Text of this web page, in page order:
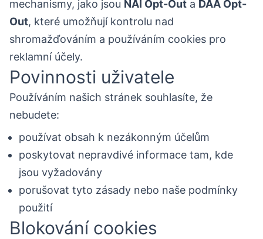
mechanismy, jako jsou NAI Opt-Out a DAA Opt-
Out, které umožňují kontrolu nad
shromažďováním a používáním cookies pro
reklamní účely.
Povinnosti uživatele
Používáním našich stránek souhlasíte, že
nebudete:
používat obsah k nezákonným účelům
poskytovat nepravdivé informace tam, kde
jsou vyžadovány
porušovat tyto zásady nebo naše podmínky
použití
Blokování cookies